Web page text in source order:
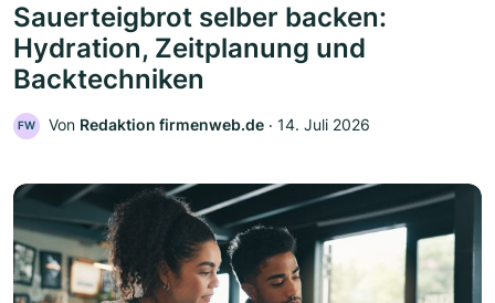
Sauerteigbrot selber backen:
Hydration, Zeitplanung und
Backtechniken
FW Von Redaktion firmenweb.de ‧ 14. Juli 2026